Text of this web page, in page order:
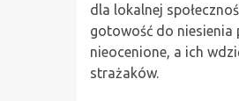
dla lokalnej
gotowość do niesienia
nieocenione, a ich
strażaków.